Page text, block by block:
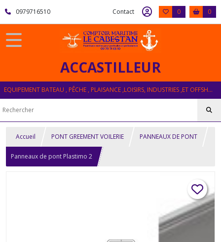
0979716510 Contact 0 0
ACCASTILLEUR
EQUIPEMENT BATEAU , PÊCHE , PLAISANCE ,LOISIRS, INDUSTRIES ,ET OFFSHORE
Accueil PONT GREEMENT VOILERIE PANNEAUX DE PONT
Panneaux de pont Plastimo 2